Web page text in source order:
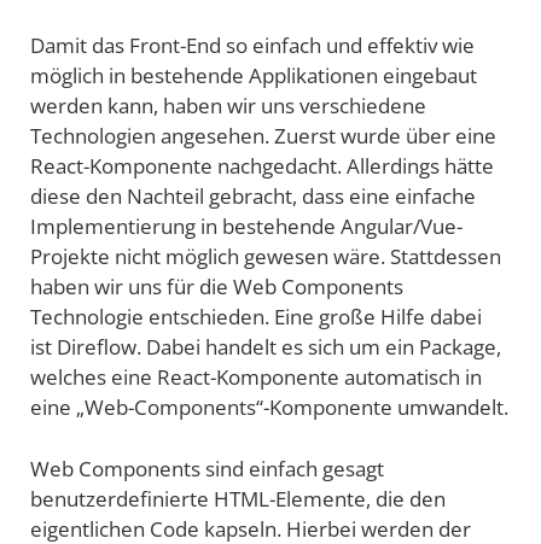
Damit das Front-End so einfach und effektiv wie
möglich in bestehende Applikationen eingebaut
werden kann, haben wir uns verschiedene
Technologien angesehen. Zuerst wurde über eine
React-Komponente nachgedacht. Allerdings hätte
diese den Nachteil gebracht, dass eine einfache
Implementierung in bestehende Angular/Vue-
Projekte nicht möglich gewesen wäre. Stattdessen
haben wir uns für die Web Components
Technologie entschieden. Eine große Hilfe dabei
ist Direflow. Dabei handelt es sich um ein Package,
welches eine React-Komponente automatisch in
eine „Web-Components“-Komponente umwandelt.
Web Components sind einfach gesagt
benutzerdefinierte HTML-Elemente, die den
eigentlichen Code kapseln. Hierbei werden der